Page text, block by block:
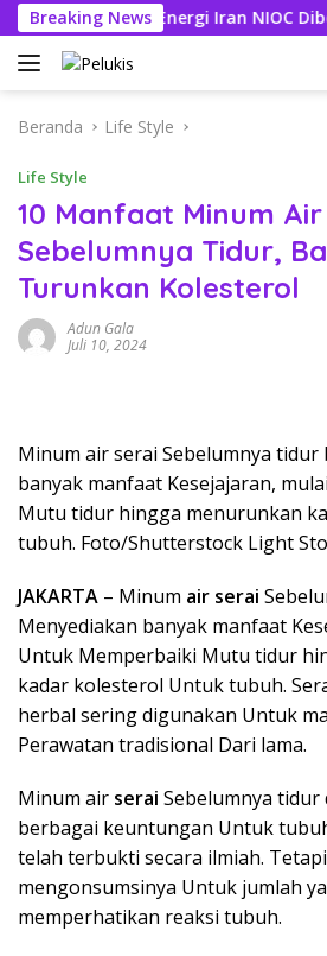
Langsung
ke
konten
Breaking NewsEnergi Iran NIOC
Beranda Life Style
Life Style
10 Manfaat Minum Air
Sebelumnya Tidur,
Turunkan Kolesterol
Adun Gala
Juli 10, 2024
Minum air serai Sebelumnya tidur
banyak manfaat Kesejajaran,
Mutu tidur hingga menurunkan
tubuh. Foto/Shutterstock Light
JAKARTA – Minum air serai
Menyediakan banyak manfaat
Untuk Memperbaiki Mutu tidur
kadar kolesterol Untuk tubuh.
herbal sering digunakan Untuk
Perawatan tradisional Dari lama.
Minum air serai Sebelumnya tidur
berbagai keuntungan Untuk
telah terbukti secara ilmiah.
mengonsumsinya Untuk jumlah
memperhatikan reaksi tubuh.